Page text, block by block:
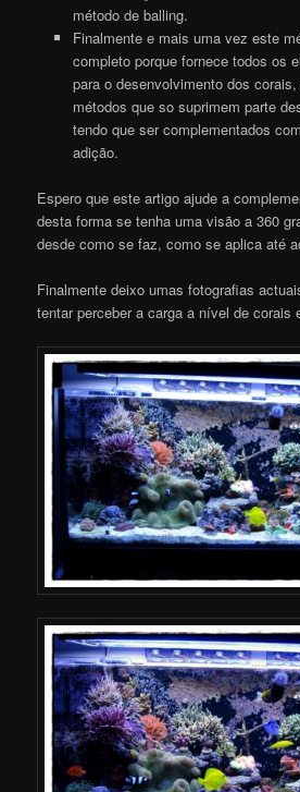
método de balling.
Finalmente e mais uma vez este
completo porque fornece todos os
para o desenvolvimento dos
métodos que so suprimem parte
tendo que ser complementados
adição.
Espero que este artigo ajude a
desta forma se tenha uma visão a 360
desde como se faz, como se aplica até
Finalmente deixo umas fotografias
tentar perceber a carga a nível de corais